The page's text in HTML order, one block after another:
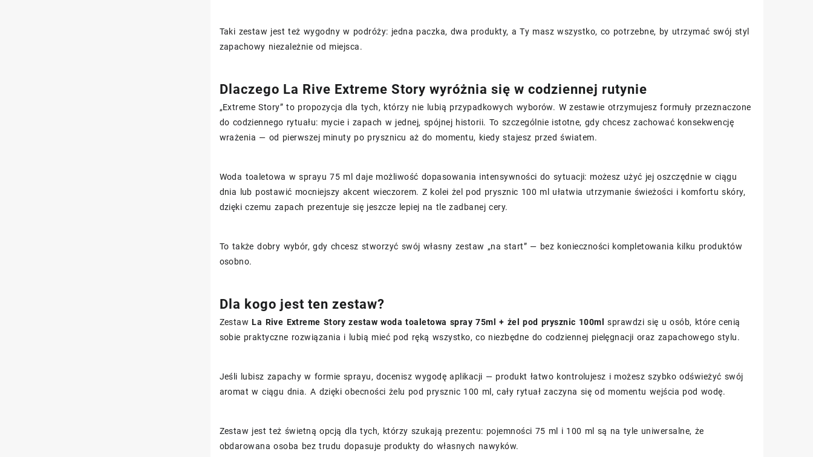
Taki zestaw jest też wygodny w podróży: jedna paczka, dwa produkty, a Ty masz wszystko, co potrzebne, by utrzymać swój styl
zapachowy niezależnie od miejsca.
Dlaczego La Rive Extreme Story wyróżnia się w codziennej rutynie
„Extreme Story” to propozycja dla tych, którzy nie lubią przypadkowych wyborów. W zestawie otrzymujesz formuły przeznaczone
do codziennego rytuału: mycie i zapach w jednej, spójnej historii. To szczególnie istotne, gdy chcesz zachować konsekwencję
wrażenia — od pierwszej minuty po prysznicu aż do momentu, kiedy stajesz przed światem.
Woda toaletowa w sprayu 75 ml daje możliwość dopasowania intensywności do sytuacji: możesz użyć jej oszczędnie w ciągu
dnia lub postawić mocniejszy akcent wieczorem. Z kolei żel pod prysznic 100 ml ułatwia utrzymanie świeżości i komfortu skóry,
dzięki czemu zapach prezentuje się jeszcze lepiej na tle zadbanej cery.
To także dobry wybór, gdy chcesz stworzyć swój własny zestaw „na start” — bez konieczności kompletowania kilku produktów
osobno.
Dla kogo jest ten zestaw?
ZestawLa Rive Extreme Story zestaw woda toaletowa spray 75ml + żel pod prysznic 100ml
sprawdzi się u osób, które cenią
sobie praktyczne rozwiązania i lubią mieć pod ręką wszystko, co niezbędne do codziennej pielęgnacji oraz zapachowego stylu.
Jeśli lubisz zapachy w formie sprayu, docenisz wygodę aplikacji — produkt łatwo kontrolujesz i możesz szybko odświeżyć swój
aromat w ciągu dnia. A dzięki obecności żelu pod prysznic 100 ml, cały rytuał zaczyna się od momentu wejścia pod wodę.
Zestaw jest też świetną opcją dla tych, którzy szukają prezentu: pojemności 75 ml i 100 ml są na tyle uniwersalne, że
obdarowana osoba bez trudu dopasuje produkty do własnych nawyków.